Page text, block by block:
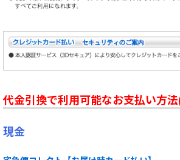
代金引換で利用可能なお支払い方
現金